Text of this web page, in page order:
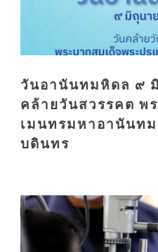
วันอานันทมหิดล ๙
คล้ายวันสวรรคต พ
เมนทรมหาอานันท
บดินทร